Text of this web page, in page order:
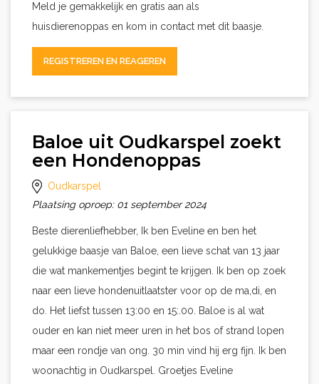
Meld je gemakkelijk en gratis aan als
huisdierenoppas en kom in contact met dit baasje.
REGISTREREN EN REAGEREN
Baloe uit Oudkarspel zoekt
een Hondenoppas
Oudkarspel
Plaatsing oproep: 01 september 2024
Beste dierenliefhebber, Ik ben Eveline en ben het
gelukkige baasje van Baloe, een lieve schat van 13 jaar
die wat mankementjes begint te krijgen. Ik ben op zoek
naar een lieve hondenuitlaatster voor op de ma,di, en
do. Het liefst tussen 13:00 en 15:.00. Baloe is al wat
ouder en kan niet meer uren in het bos of strand lopen
maar een rondje van ong. 30 min vind hij erg fijn. Ik ben
woonachtig in Oudkarspel. Groetjes Eveline